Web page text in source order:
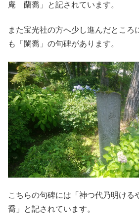
庵 蘭喬」と記されています。
また宝光社の方へ少し進んだところ
も「闌喬」の句碑があります。
こちらの句碑には「神つ代乃明け
喬」と記されています。